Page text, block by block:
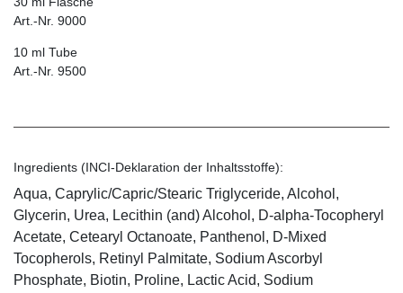
Art.-Nr. 9000
10 ml Tube
Art.-Nr. 9500
Ingredients (INCI-Deklaration der Inhaltsstoffe):
Aqua, Caprylic/Capric/Stearic Triglyceride, Alcohol,
Glycerin, Urea, Lecithin (and) Alcohol, D-alpha-Tocopheryl
Acetate, Cetearyl Octanoate, Panthenol, D-Mixed
Tocopherols, Retinyl Palmitate, Sodium Ascorbyl
Phosphate, Biotin, Proline, Lactic Acid, Sodium